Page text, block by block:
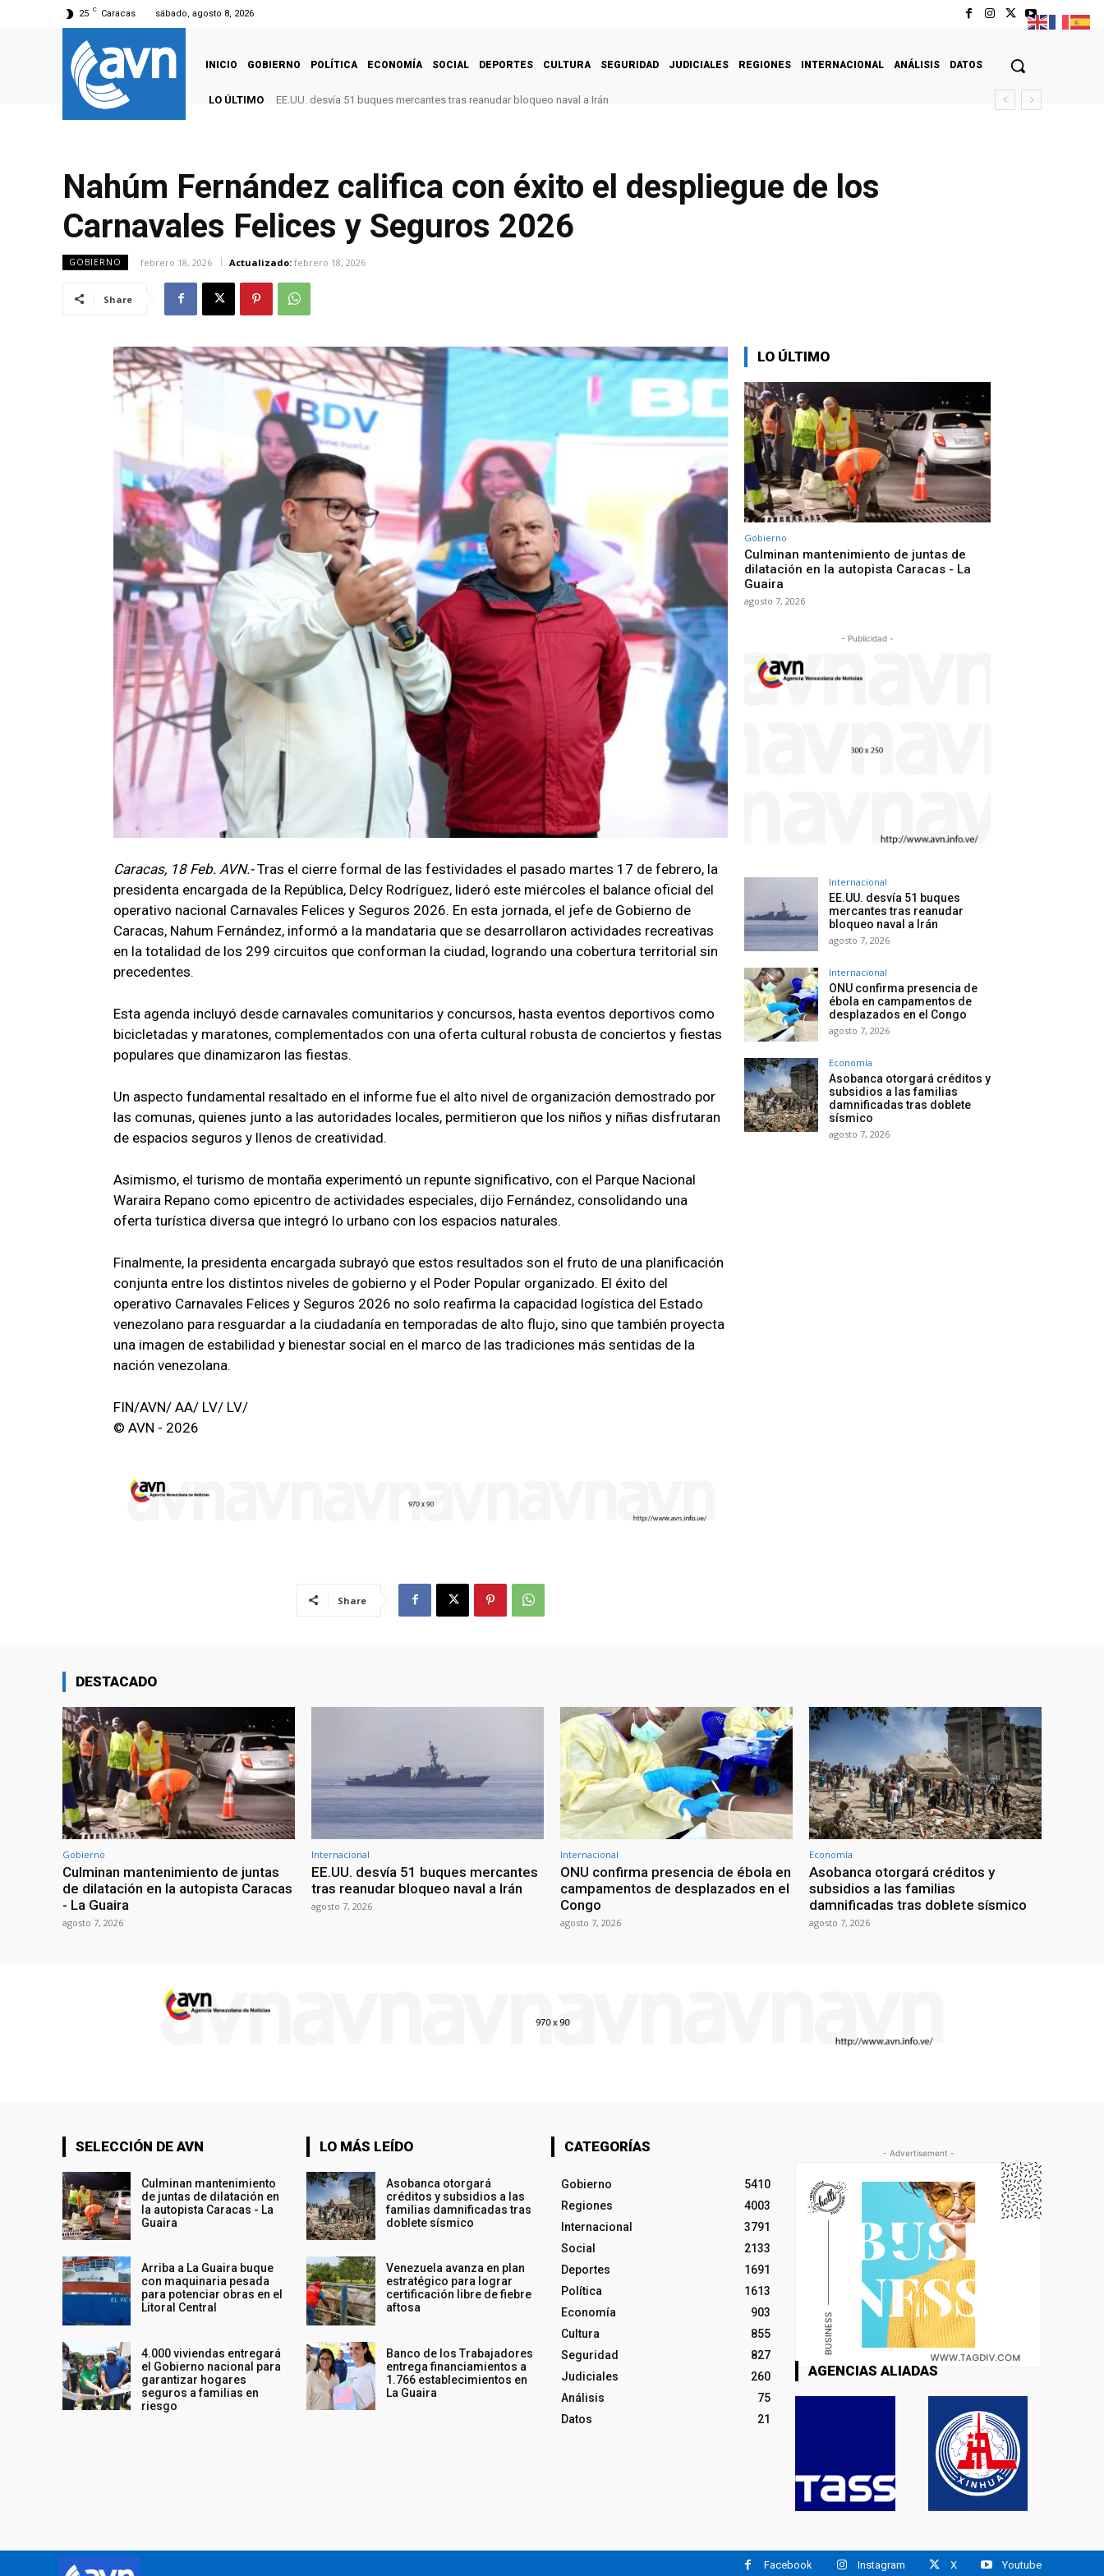
25 C Caracas sábado, agosto 8, 2026
INICIO GOBIERNO POLÍTICA ECONOMÍA SOCIAL DEPORTES CULTURA SEGURIDAD JUDICIALES REGIONES INTERNACIONAL ANÁLISIS DATOS
LO ÚLTIMO EE.UU. desvía 51 buques mercantes tras reanudar bloqueo naval a Irán
Nahúm Fernández califica con éxito el despliegue de los
Carnavales Felices y Seguros 2026
GOBIERNO febrero 18, 2026 Actualizado: febrero 18, 2026
Share
Caracas, 18 Feb. AVN.-Tras el cierre formal de las festividades el pasado martes 17 de febrero, la
presidenta encargada de la República, Delcy Rodríguez, lideró este miércoles el balance oficial del
operativo nacional Carnavales Felices y Seguros 2026. En esta jornada, el jefe de Gobierno de
Caracas, Nahum Fernández, informó a la mandataria que se desarrollaron actividades recreativas
en la totalidad de los 299 circuitos que conforman la ciudad, logrando una cobertura territorial sin
precedentes.
Esta agenda incluyó desde carnavales comunitarios y concursos, hasta eventos deportivos como
bicicletadas y maratones, complementados con una oferta cultural robusta de conciertos y fiestas
populares que dinamizaron las fiestas.
Un aspecto fundamental resaltado en el informe fue el alto nivel de organización demostrado por
las comunas, quienes junto a las autoridades locales, permitieron que los niños y niñas disfrutaran
de espacios seguros y llenos de creatividad.
Asimismo, el turismo de montaña experimentó un repunte significativo, con el Parque Nacional
Waraira Repano como epicentro de actividades especiales, dijo Fernández, consolidando una
oferta turística diversa que integró lo urbano con los espacios naturales.
Finalmente, la presidenta encargada subrayó que estos resultados son el fruto de una planificación
conjunta entre los distintos niveles de gobierno y el Poder Popular organizado. El éxito del
operativo Carnavales Felices y Seguros 2026 no solo reafirma la capacidad logística del Estado
venezolano para resguardar a la ciudadanía en temporadas de alto flujo, sino que también proyecta
una imagen de estabilidad y bienestar social en el marco de las tradiciones más sentidas de la
nación venezolana.
FIN/AVN/ AA/ LV/ LV/
© AVN - 2026
Share
LO ÚLTIMO
Gobierno
Culminan mantenimiento de juntas de
dilatación en la autopista Caracas - La
Guaira
agosto 7, 2026
- Publicidad -
Internacional
EE.UU. desvía 51 buques
mercantes tras reanudar
bloqueo naval a Irán
agosto 7, 2026
Internacional
ONU confirma presencia de
ébola en campamentos de
desplazados en el Congo
agosto 7, 2026
Economía
Asobanca otorgará créditos y
subsidios a las familias
damnificadas tras doblete
sísmico
agosto 7, 2026
DESTACADO
Gobierno
Culminan mantenimiento de juntas
de dilatación en la autopista Caracas
- La Guaira
agosto 7, 2026
Internacional
EE.UU. desvía 51 buques mercantes
tras reanudar bloqueo naval a Irán
agosto 7, 2026
Internacional
ONU confirma presencia de ébola en
campamentos de desplazados en el
Congo
agosto 7, 2026
Economía
Asobanca otorgará créditos y
subsidios a las familias
damnificadas tras doblete sísmico
agosto 7, 2026
SELECCIÓN DE AVN
Culminan mantenimiento
de juntas de dilatación en
la autopista Caracas - La
Guaira
Arriba a La Guaira buque
con maquinaria pesada
para potenciar obras en el
Litoral Central
4.000 viviendas entregará
el Gobierno nacional para
garantizar hogares
seguros a familias en
riesgo
LO MÁS LEÍDO
Asobanca otorgará
créditos y subsidios a las
familias damnificadas tras
doblete sísmico
Venezuela avanza en plan
estratégico para lograr
certificación libre de fiebre
aftosa
Banco de los Trabajadores
entrega financiamientos a
1.766 establecimientos en
La Guaira
CATEGORÍAS
Gobierno
5410
Regiones
4003
Internacional
3791
Social
2133
Deportes
1691
Política
1613
Economía
903
Cultura
855
Seguridad
827
Judiciales
260
Análisis
75
Datos
21
- Advertisement -
AGENCIAS ALIADAS
Facebook Instagram X Youtube